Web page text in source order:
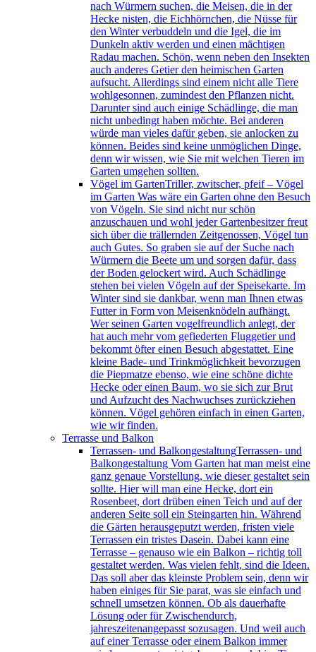
nach Würmern suchen, die Meisen, die in der
Hecke nisten, die Eichhörnchen, die Nüsse für
den Winter verbuddeln und die Igel, die im
Dunkeln aktiv werden und einen mächtigen
Radau machen. Schön, wenn neben den Insekten
auch anderes Getier den heimischen Garten
aufsucht. Allerdings sind einem nicht alle Tiere
wohlgesonnen, zumindest den Pflanzen nicht.
Darunter sind auch einige Schädlinge, die man
nicht unbedingt haben möchte. Bei anderen
würde man vieles dafür geben, sie anlocken zu
können. Beides sind keine unmöglichen Dinge,
denn wir wissen, wie Sie mit welchen Tieren im
Garten umgehen sollten.
Vögel im GartenTriller, zwitscher, pfeif – Vögel
im Garten Was wäre ein Garten ohne den Besuch
von Vögeln. Sie sind nicht nur schön
anzuschauen und wohl jeder Gartenbesitzer freut
sich über die trällernden Zeitgenossen, Vögel tun
auch Gutes. So graben sie auf der Suche nach
Würmern die Beete um und sorgen dafür, dass
der Boden gelockert wird. Auch Schädlinge
stehen bei vielen Vögeln auf der Speisekarte. Im
Winter sind sie dankbar, wenn man Ihnen etwas
Futter in Form von Meisenknödeln aufhängt.
Wer seinen Garten vogelfreundlich anlegt, der
hat auch mehr vom gefiederten Fluggetier und
bekommt öfter einen Besuch abgestattet. Eine
kleine Bade- und Trinkmöglichkeit bevorzugen
die Piepmatze ebenso, wie eine schöne dichte
Hecke oder einen Baum, wo sie sich zur Brut
und Aufzucht des Nachwuchses zurückziehen
können. Vögel gehören einfach in einen Garten,
wie wir finden.
Terrasse und Balkon
Terrassen- und BalkongestaltungTerrassen- und
Balkongestaltung Vom Garten hat man meist eine
ganz genaue Vorstellung, wie dieser gestaltet sein
sollte. Hier will man eine Hecke, dort ein
Rosenbeet, dort drüben einen Teich und auf der
anderen Seite soll ein Steingarten hin. Während
die Gärten herausgeputzt werden, fristen viele
Terrassen ein tristes Dasein. Dabei kann eine
Terrasse – genauso wie ein Balkon – richtig toll
gestaltet werden. Was vielen fehlt, sind die Ideen.
Das soll aber das kleinste Problem sein, denn wir
haben einiges für Sie parat, was sie einfach und
schnell umsetzen können. Ob als dauerhafte
Lösung oder für Zwischendurch,
jahreszeitenangepasst sozusagen. Und weil auch
auf einer Terrasse oder einem Balkon immer